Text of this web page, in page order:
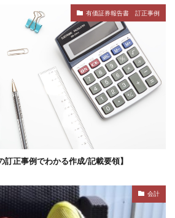
有価証券報告書 訂正事例
正事例でわかる作成/記載要領】
会計